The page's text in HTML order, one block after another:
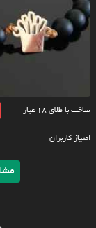
ساخت با طلای ۱۸ عیار
امتیاز کاربران